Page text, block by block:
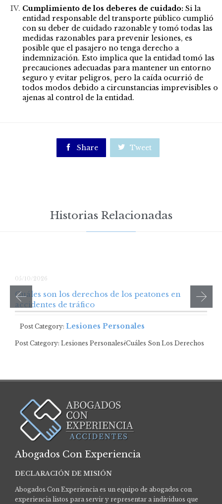
Cumplimiento de los deberes de cuidado: Si la
entidad responsable del transporte público cumplió
con su deber de cuidado razonable y tomó todas las
medidas razonables para prevenir lesiones, es
posible que el pasajero no tenga derecho a
indemnización. Esto implica que la entidad tomó las
precauciones adecuadas para mantener un entorno
seguro y evitar peligros, pero la caída ocurrió de
todos modos debido a circunstancias imprevisibles o
ajenas al control de la entidad.
 Share  Tweet
Historias Relacionadas
05/10/2026
Cuáles son los derechos de los peatones en
accidentes de tráfico
Post Category: Lesiones Personales
Post Category: Lesiones Personales¿Cuáles Son Los Derechos
Abogados Con Experiencia
DECLARACIÓN DE MISIÓN
Abogados Con Experiencia es un equipo de abogados con
experiencia listos para servir y representar a individuos que